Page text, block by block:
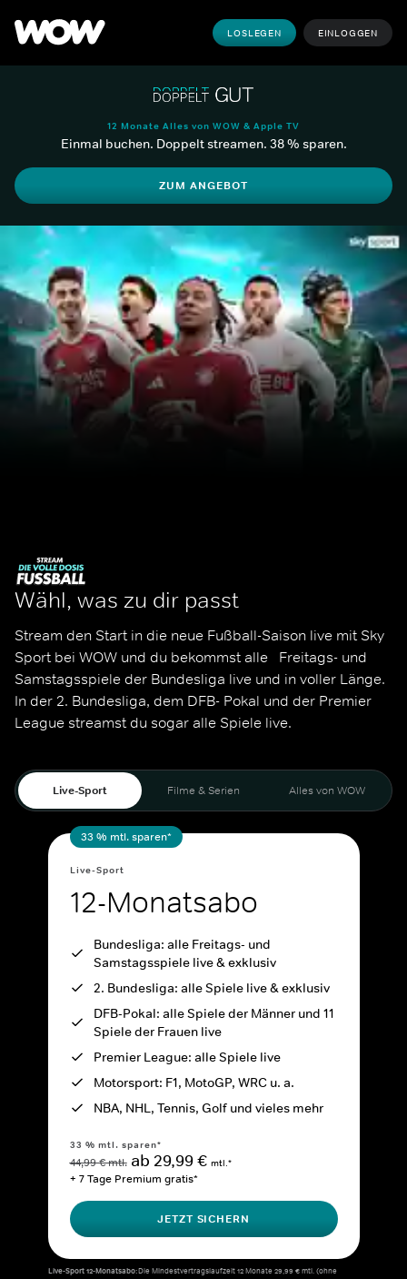
LOSLEGEN EINLOGGEN
12 Monate Alles von WOW & Apple TV
Einmal buchen. Doppelt streamen. 38 % sparen.
ZUM ANGEBOT
Wähl, was zu dir passt
Stream den Start in die neue Fußball-Saison live mit Sky
Sport bei WOW und du bekommst alle   Freitags- und
Samstagsspiele der Bundesliga live und in voller Länge.
In der 2. Bundesliga, dem DFB- Pokal und der Premier
League streamst du sogar alle Spiele live.
Live-Sport Filme & Serien Alles von WOW
33 % mtl. sparen*
Live-Sport
12-Monatsabo
Bundesliga: alle Freitags- und
Samstagsspiele live & exklusiv
2. Bundesliga: alle Spiele live & exklusiv
DFB-Pokal: alle Spiele der Männer und 11
Spiele der Frauen live
Premier League: alle Spiele live
Motorsport: F1, MotoGP, WRC u. a.
NBA, NHL, Tennis, Golf und vieles mehr
33 % mtl. sparen*
44,99 € mtl. ab 29,99 € mtl.*
+ 7 Tage Premium gratis*
JETZT SICHERN
Live-Sport 12-Monatsabo:Die Mindestvertragslaufzeit 12 Monate 29,99 € mtl. (ohne